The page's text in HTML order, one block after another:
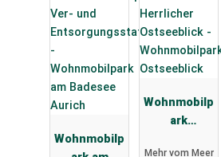
Wohnmobilp
Wohnmobilp
ark
Mehr vom Meer